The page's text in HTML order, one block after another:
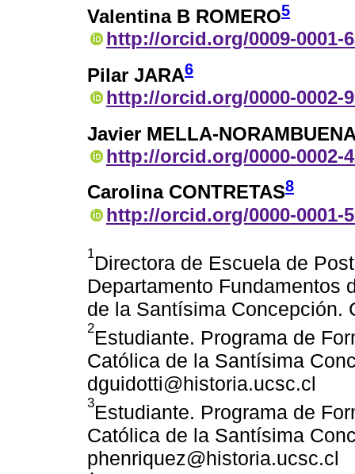
Valentina B ROMERO5
http://orcid.org/0009-0001-
Pilar JARA6
http://orcid.org/0000-0002-
Javier MELLA-
http://orcid.org/0000-0002-
Carolina CONTRETAS8
http://orcid.org/0000-0001-
1Directora de Escuela de
Departamento Fundamentos
de la Santísima Concepción.
2Estudiante. Programa de
Católica de la Santísima
dguidotti@historia.ucsc.cl
3Estudiante. Programa de
Católica de la Santísima
phenriquez@historia.ucsc.cl